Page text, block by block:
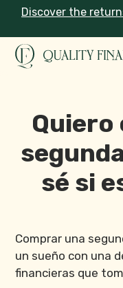
Discover the
Quiero
sé si
Comprar una
un sueño con una
financieras que